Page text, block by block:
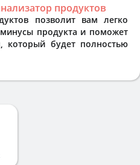
продуктов
позволит вам легко
продукта и поможет
который будет полностью